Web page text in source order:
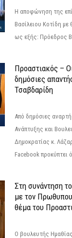
Η αποφώνηση της
Βασίλειου Κοτίδη με
ως εξής: Πρόεδρος
Προαστιακός –
δημόσιες
Τσαβδαρίδη
Από δημόσιες
Ανάπτυξης και
Δημοκρατίας κ.
Facebook προκύπτει
Στη συνάντηση
με τον
θέμα του
Ο βουλευτής